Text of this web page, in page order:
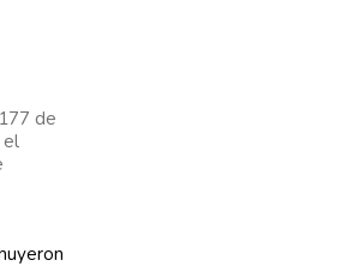
de
el